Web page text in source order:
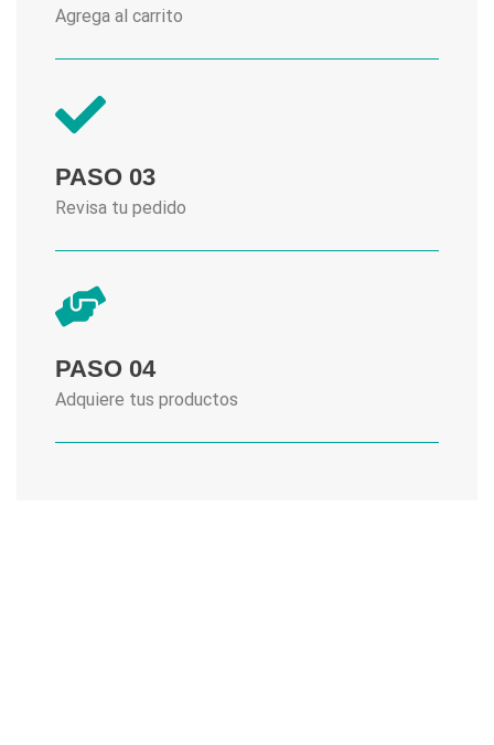
Agrega al carrito
PASO 03
Revisa tu pedido
PASO 04
Adquiere tus productos